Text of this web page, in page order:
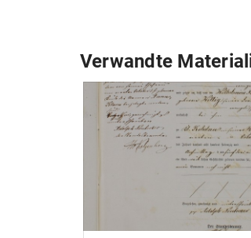
Verwandte